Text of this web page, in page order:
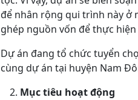
để nhân rộng qui trình này ở
ghép nguồn vốn để thực
Dự án đang tổ chức tuyển
cùng dự án tại huyện Nam
Mục tiêu hoạt động